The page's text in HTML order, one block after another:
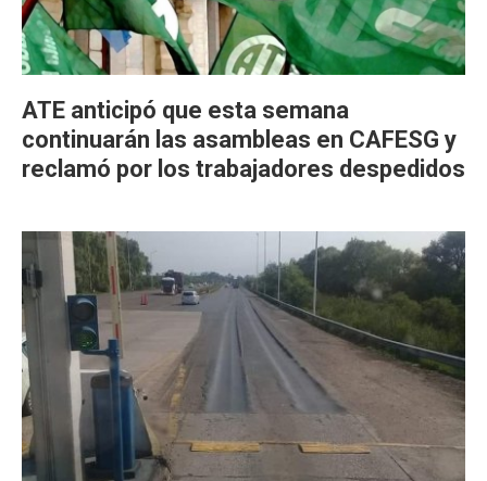
ATE anticipó que esta semana
continuarán las asambleas en CAFESG y
reclamó por los trabajadores despedidos